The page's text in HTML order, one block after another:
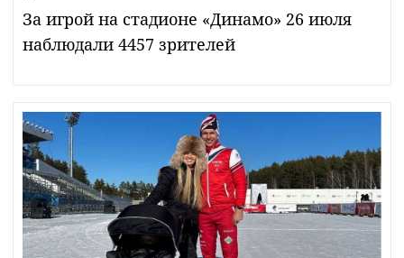
За игрой на стадионе «Динамо» 26 июля
наблюдали 4457 зрителей